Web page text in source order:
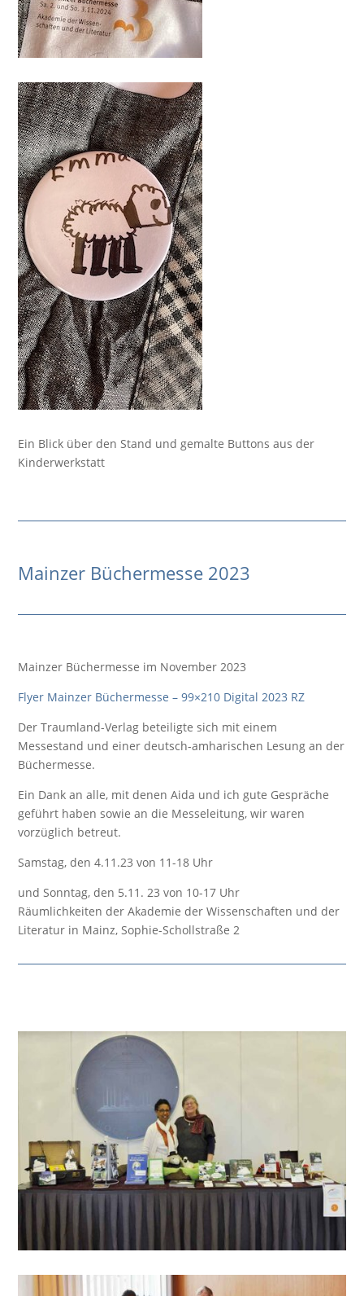
Ein Blick über den Stand und gemalte Buttons aus der
Kinderwerkstatt
Mainzer Büchermesse 2023
Mainzer Büchermesse im November 2023
Flyer Mainzer Büchermesse – 99×210 Digital 2023 RZ
Der Traumland-Verlag beteiligte sich mit einem
Messestand und einer deutsch-amharischen Lesung an der
Büchermesse.
Ein Dank an alle, mit denen Aida und ich gute Gespräche
geführt haben sowie an die Messeleitung, wir waren
vorzüglich betreut.
Samstag, den 4.11.23 von 11-18 Uhr
und Sonntag, den 5.11. 23 von 10-17 Uhr
Räumlichkeiten der Akademie der Wissenschaften und der
Literatur in Mainz, Sophie-Schollstraße 2